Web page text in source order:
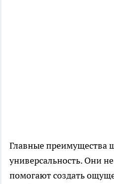
Главные преимущества
универсальность. Они
помогают создать